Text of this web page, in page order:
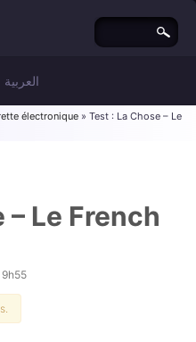
العربية
électronique » Test : La Chose – Le
– Le French